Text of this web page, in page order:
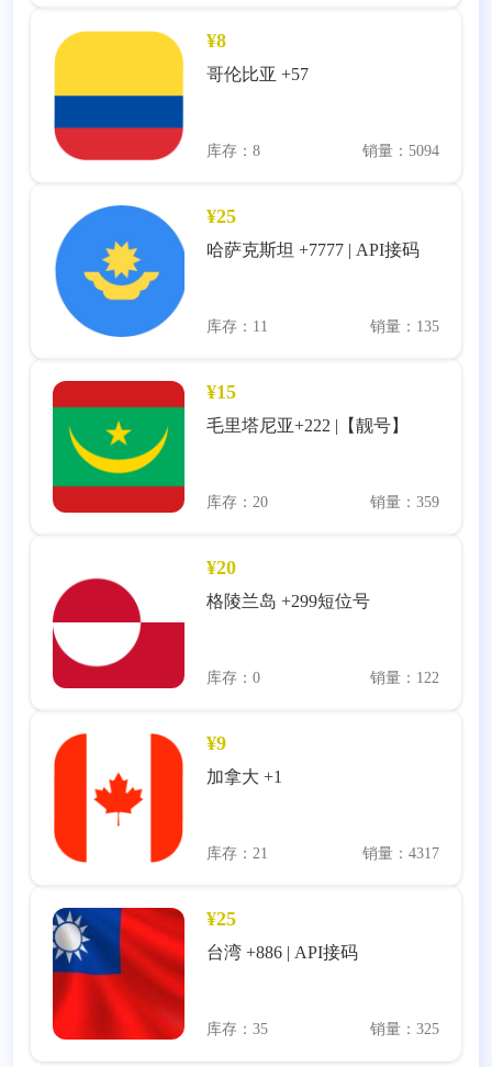
¥8
哥伦比亚 +57
库存：8 销量：5094
¥25
哈萨克斯坦 +7777 | API接码
库存：11 销量：135
¥15
毛里塔尼亚+222 |【靓号】
库存：20 销量：359
¥20
格陵兰岛 +299短位号
库存：0 销量：122
¥9
加拿大 +1
库存：21 销量：4317
¥25
台湾 +886 | API接码
库存：35 销量：325